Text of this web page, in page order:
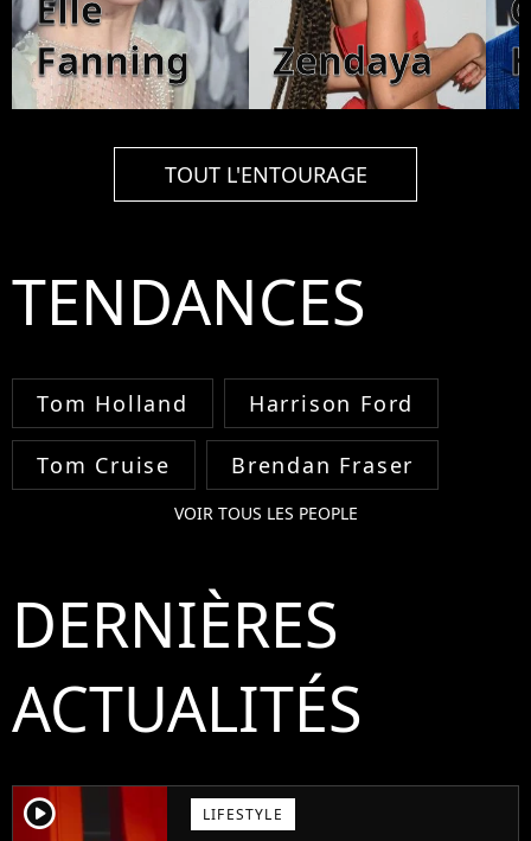
Fanning
Zendaya
TOUT L'ENTOURAGE
TENDANCES
Tom Holland Harrison Ford
Tom Cruise Brendan Fraser
VOIR TOUS LES PEOPLE
DERNIÈRES
ACTUALITÉS
player2 LIFESTYLE